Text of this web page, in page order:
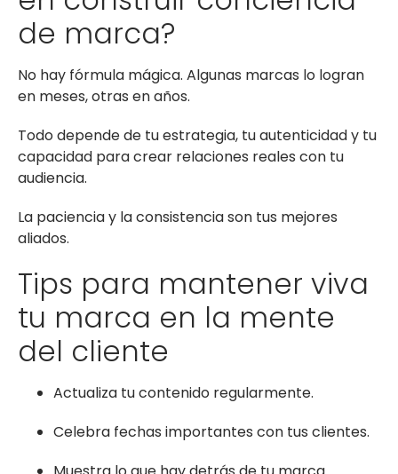
de marca?
No hay fórmula mágica. Algunas marcas lo logran
en meses, otras en años.
Todo depende de tu estrategia, tu autenticidad y tu
capacidad para crear relaciones reales con tu
audiencia.
La paciencia y la consistencia son tus mejores
aliados.
Tips para mantener viva
tu marca en la mente
del cliente
Actualiza tu contenido regularmente.
Celebra fechas importantes con tus clientes.